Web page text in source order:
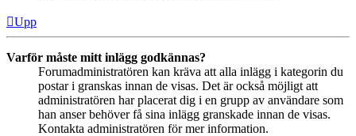
Upp
Varför måste mitt inlägg godkännas?
Forumadministratören kan kräva att alla inlägg i kategorin du
postar i granskas innan de visas. Det är också möjligt att
administratören har placerat dig i en grupp av användare som
han anser behöver få sina inlägg granskade innan de visas.
Kontakta administratören för mer information.